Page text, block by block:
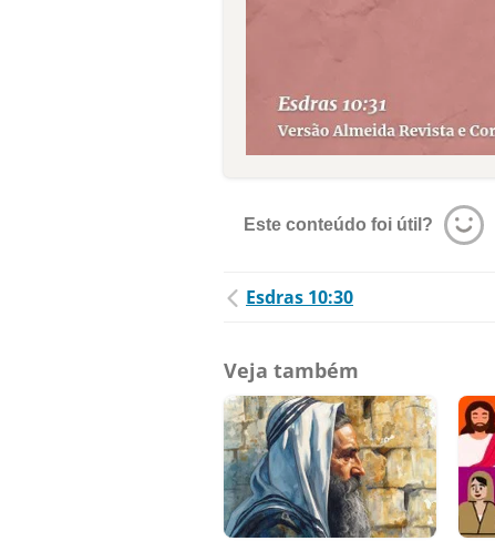
Este conteúdo foi útil?
Esdras 10:30
Veja também